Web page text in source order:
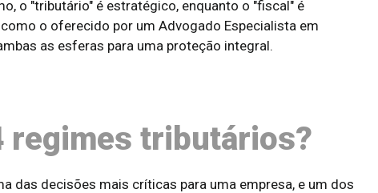
o "tributário" é estratégico, enquanto o "fiscal" é
o oferecido por um Advogado Especialista em
as esferas para uma proteção integral.
regimes tributários?
das decisões mais críticas para uma empresa, e um dos